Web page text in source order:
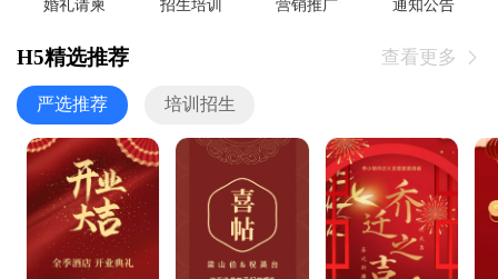
婚礼请柬 招生培训 营销推广 通知公告
H5精选推荐 查看更多 
严选推荐 培训招生